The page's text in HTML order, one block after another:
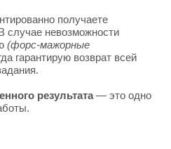
получаете
случае невозможности
(форс-мажорные
гарантирую возврат всей
результата— это одно